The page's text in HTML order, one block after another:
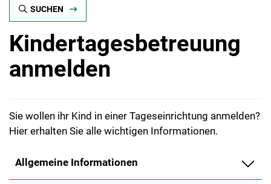
SUCHEN
Kindertagesbetreuung
anmelden
Sie wollen ihr Kind in einer Tageseinrichtung anmelden?
Hier erhalten Sie alle wichtigen Informationen.
Allgemeine Informationen